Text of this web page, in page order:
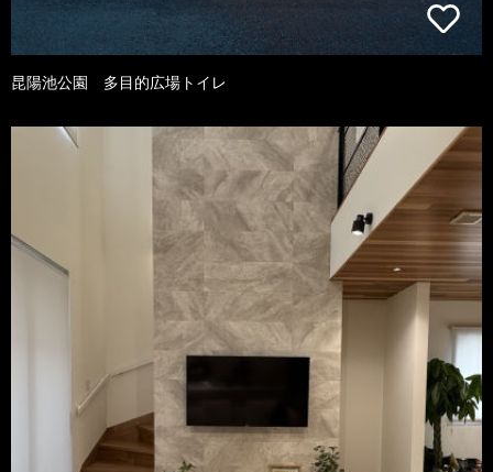
昆陽池公園 多目的広場トイレ